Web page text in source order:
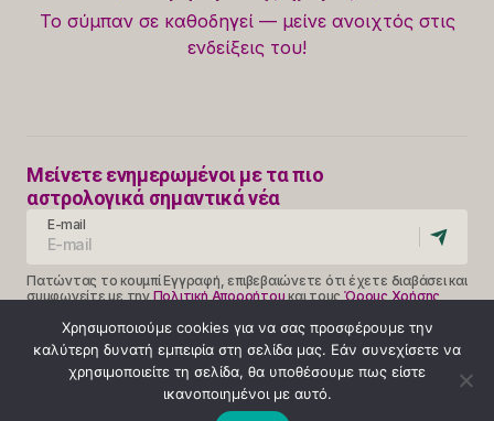
Το σύμπαν σε καθοδηγεί — μείνε ανοιχτός στις
ενδείξεις του!
Μείνετε ενημερωμένοι με τα πιο
αστρολογικά σημαντικά νέα
E-mail
Πατώντας το κουμπί Εγγραφή, επιβεβαιώνετε ότι έχετε διαβάσει και
συμφωνείτε με τηνΠολιτική Απορρήτουκαι τουςΌρους Χρήσης
Χρησιμοποιούμε cookies για να σας προσφέρουμε την
καλύτερη δυνατή εμπειρία στη σελίδα μας. Εάν συνεχίσετε να
χρησιμοποιείτε τη σελίδα, θα υποθέσουμε πως είστε
ικανοποιημένοι με αυτό.